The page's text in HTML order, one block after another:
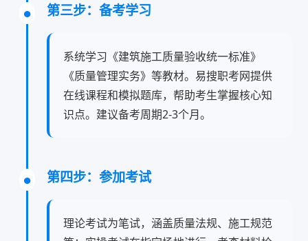
第三步：备考学习
系统学习《建筑施工质量验收统一标准》
《质量管理实务》等教材。易搜职考网提供
在线课程和模拟题库，帮助考生掌握核心知
识点。建议备考周期2-3个月。
第四步：参加考试
理论考试为笔试，涵盖质量法规、施工规范